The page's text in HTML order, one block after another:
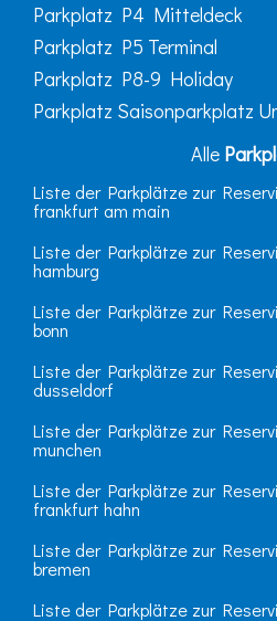
Parkplatz P4 Mitteldeck
Parkplatz P5 Terminal
Parkplatz P8-9 Holiday
Parkplatz Saisonparkplatz
Alle
Liste der Parkplätze zur
frankfurt am main
Liste der Parkplätze zur
hamburg
Liste der Parkplätze zur
bonn
Liste der Parkplätze zur
dusseldorf
Liste der Parkplätze zur
munchen
Liste der Parkplätze zur
frankfurt hahn
Liste der Parkplätze zur
bremen
Liste der Parkplätze zur